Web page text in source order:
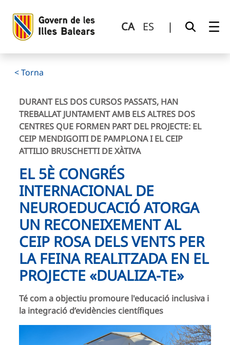
CA ES |
< Torna
DURANT ELS DOS CURSOS PASSATS, HAN
TREBALLAT JUNTAMENT AMB ELS ALTRES DOS
CENTRES QUE FORMEN PART DEL PROJECTE: EL
CEIP MENDIGOITI DE PAMPLONA I EL CEIP
ATTILIO BRUSCHETTI DE XÀTIVA
EL 5È CONGRÉS
INTERNACIONAL DE
NEUROEDUCACIÓ ATORGA
UN RECONEIXEMENT AL
CEIP ROSA DELS VENTS PER
LA FEINA REALITZADA EN EL
PROJECTE «DUALIZA-TE»
Té com a objectiu promoure l'educació inclusiva i
la integració d’evidències científiques